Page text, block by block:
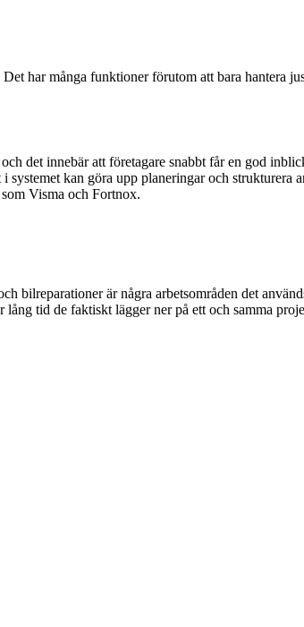
har många funktioner förutom att bara hantera
det innebär att företagare snabbt får en god
kan göra upp planeringar och strukturera
Visma och Fortnox.
bilreparationer är några arbetsområden det
tid de faktiskt lägger ner på ett och samma